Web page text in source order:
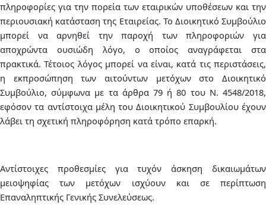
πληροφορίες για την πορεία των εταιρικών υποθέσεων και την
περιουσιακή κατάσταση της Εταιρείας. Το Διοικητικό Συμβούλιο
μπορεί να αρνηθεί την παροχή των πληροφοριών για
αποχρώντα ουσιώδη λόγο, ο οποίος αναγράφεται στα
πρακτικά. Τέτοιος λόγος μπορεί να είναι, κατά τις περιστάσεις,
η εκπροσώπηση των αιτούντων μετόχων στο Διοικητικό
Συμβούλιο, σύμφωνα με τα άρθρα 79 ή 80 του Ν. 4548/2018,
εφόσον τα αντίστοιχα μέλη του Διοικητικού Συμβουλίου έχουν
λάβει τη σχετική πληροφόρηση κατά τρόπο επαρκή.
Αντίστοιχες προθεσμίες για τυχόν άσκηση δικαιωμάτων
μειοψηφίας των μετόχων ισχύουν και σε περίπτωση
Επαναληπτικής Γενικής Συνελεύσεως.